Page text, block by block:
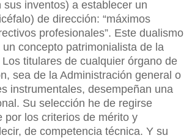
sus inventos) a establecer un
de dirección: “máximos
profesionales”. Este dualismo
concepto patrimonialista de la
titulares de cualquier órgano de
sea de la Administración general o
instrumentales, desempeñan una
Su selección he de regirse
por los criterios de mérito y
de competencia técnica. Y su